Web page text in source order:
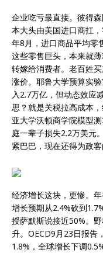
企业吃亏最直接。彼得
本大头由美国进口商扛
年8月，进口商品平均零
这些零售巨头，本来就
转嫁给消费者。老百姓
涨价。耶鲁大学预算实
入2.7万亿，但动态效应
思？就是关税拉高成本
亚大学沃顿商学院模型
庭一辈子损失2.2万美元
紧巴巴，现在还得为政客
经济增长这块，更惨。
增长预期从2.4%砍到
授萨默斯说接近50%。
升。OECD9月23日报告
1.8%，全球增长下调